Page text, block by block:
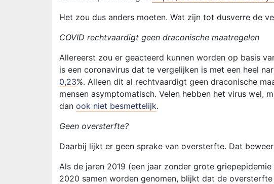
Het zou dus anders moeten. Wat zijn tot dusverre de
COVID rechtvaardigt geen draconische maatregelen
Allereerst zou er geacteerd kunnen worden op basis
is een coronavirus dat te vergelijken is met een heel
0,23%. Alleen dit al rechtvaardigt geen draconische
mensen asymptomatisch. Velen hebben het virus wel,
dan ook niet besmettelijk.
Geen oversterfte?
Daarbij lijkt er geen sprake van oversterfte. Dat
Als de jaren 2019 (een jaar zonder grote
2020 samen worden genomen, blijkt dat de